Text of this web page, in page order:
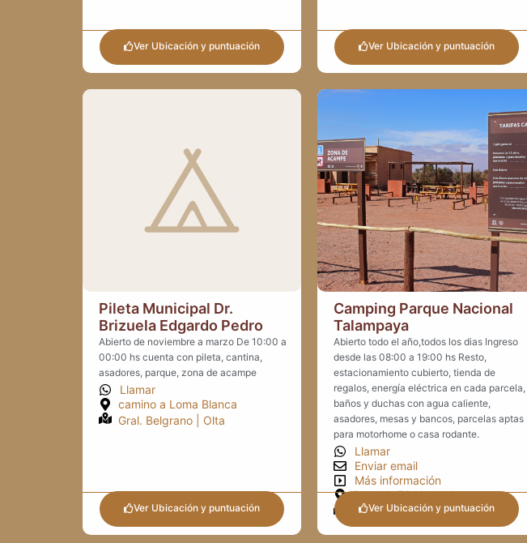
Ver Ubicación y puntuación Ver Ubicación y puntuación
Pileta Municipal Dr.
Brizuela Edgardo Pedro
Abierto de noviembre a marzo De 10:00 a
00:00 hs cuenta con pileta, cantina,
asadores, parque, zona de acampe
Llamar
camino a Loma Blanca
Gral. Belgrano | Olta
Ver Ubicación y puntuación
Camping Parque Nacional
Talampaya
Abierto todo el año,todos los dias Ingreso
desde las 08:00 a 19:00 hs Resto,
estacionamiento cubierto, tienda de
regalos, energía eléctrica en cada parcela,
baños y duchas con agua caliente,
asadores, mesas y bancos, parcelas aptas
para motorhome o casa rodante.
Llamar
Enviar email
Más información
Ruta Nº 76 Km 144
Gral. Felipe Varela | Villa Unión
Ver Ubicación y puntuación